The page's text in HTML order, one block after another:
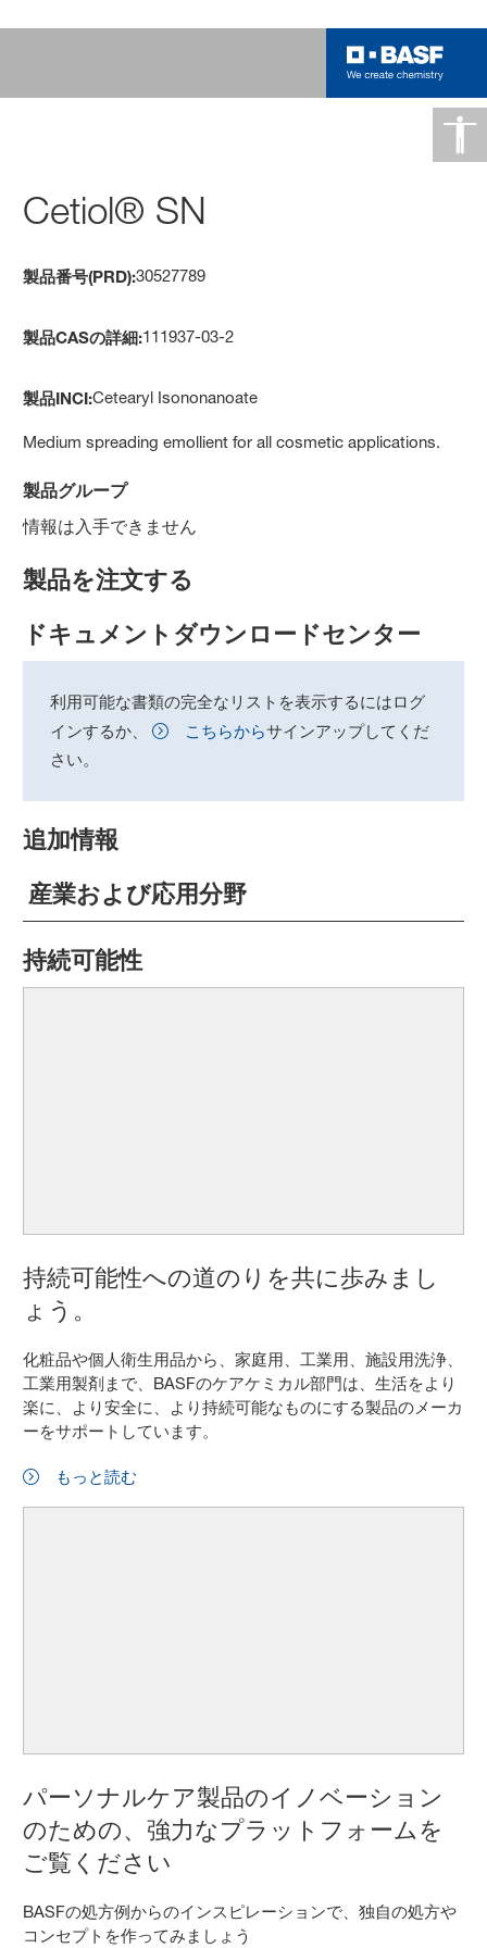
Cetiol® SN
製品番号(PRD):30527789
製品CASの詳細:111937-03-2
製品INCI:Cetearyl Isononanoate
Medium spreading emollient for all cosmetic applications.
製品グループ
情報は入手できません
製品を注文する
ドキュメントダウンロードセンター
利用可能な書類の完全なリストを表示するにはログ
インするか、
こちらからサインアップしてくだ
さい。
追加情報
産業および応用分野
持続可能性
持続可能性への道のりを共に歩みまし
ょう。
化粧品や個人衛生用品から、家庭用、工業用、施設用洗浄、
工業用製剤まで、BASFのケアケミカル部門は、生活をより
楽に、より安全に、より持続可能なものにする製品のメーカ
ーをサポートしています。
もっと読む
パーソナルケア製品のイノベーション
のための、強力なプラットフォームを
ご覧ください
BASFの処方例からのインスピレーションで、独自の処方や
コンセプトを作ってみましょう